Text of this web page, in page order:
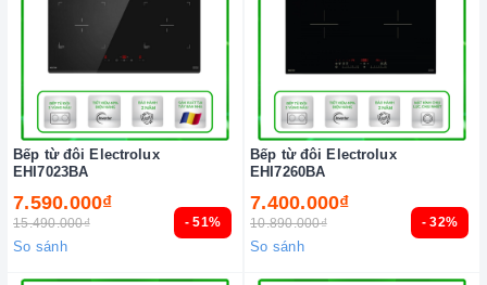
- 51%
Bếp từ đôi Electrolux
EHI7023BA
7.590.000₫
15.490.000₫
So sánh
- 32%
Bếp từ đôi Electrolux
EHI7260BA
7.400.000₫
10.890.000₫
So sánh